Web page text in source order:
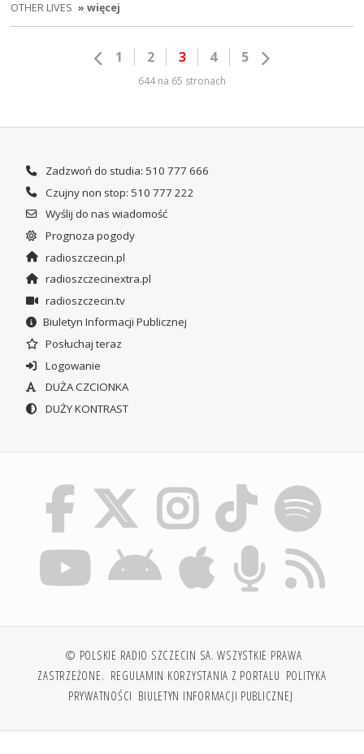
OTHER LIVES » więcej
1 2 3 4 5
644 na 65 stronach
Zadzwoń do studia: 510 777 666
Czujny non stop: 510 777 222
Wyślij do nas wiadomość
Prognoza pogody
radioszczecin.pl
radioszczecinextra.pl
radioszczecin.tv
Biuletyn Informacji Publicznej
Posłuchaj teraz
Logowanie
DUŻA CZCIONKA
DUŻY KONTRAST
© POLSKIE RADIO SZCZECIN SA. WSZYSTKIE PRAWA
ZASTRZEŻONE. REGULAMIN KORZYSTANIA Z PORTALU POLITYKA
PRYWATNOŚCI BIULETYN INFORMACJI PUBLICZNEJ